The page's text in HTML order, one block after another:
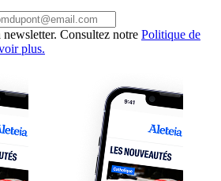
Consultez notre Politique de
plus.